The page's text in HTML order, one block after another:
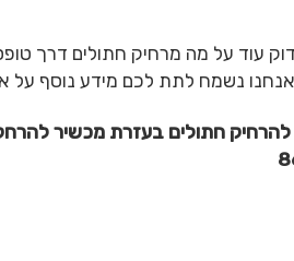
עוד על מה מרחיק חתולים דרך
נשמח לתת לכם מידע נוסף על